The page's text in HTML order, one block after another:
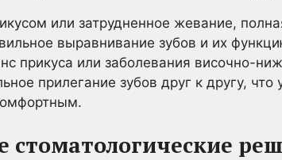
или затрудненное жевание,
выравнивание зубов и их
прикуса или заболевания височно-
прилегание зубов друг к другу,
стоматологические